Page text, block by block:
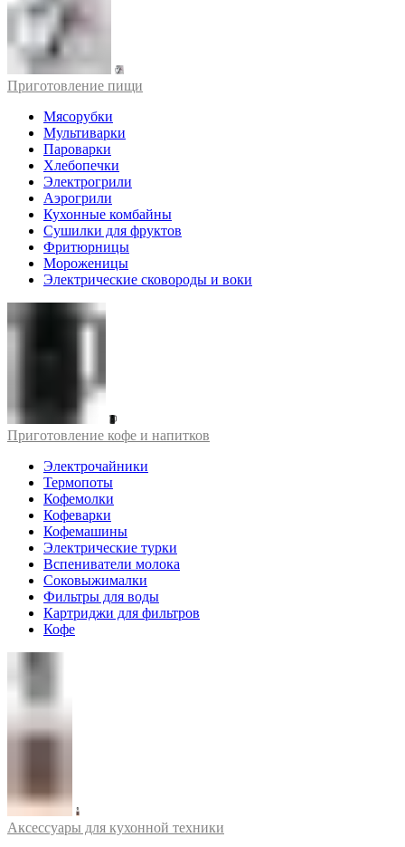
Приготовление пищи
Мясорубки
Мультиварки
Пароварки
Хлебопечки
Электрогрили
Аэрогрили
Кухонные комбайны
Сушилки для фруктов
Фритюрницы
Мороженицы
Электрические сковороды и воки
Приготовление кофе и напитков
Электрочайники
Термопоты
Кофемолки
Кофеварки
Кофемашины
Электрические турки
Вспениватели молока
Соковыжималки
Фильтры для воды
Картриджи для фильтров
Кофе
Аксессуары для кухонной техники